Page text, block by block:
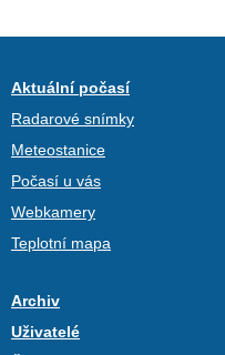
Aktuální počasí
Radarové snímky
Meteostanice
Počasí u vás
Webkamery
Teplotní mapa
Archiv
Uživatelé